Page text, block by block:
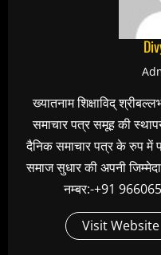
ख्यातनाम शिक्षाविद्
समाचार पत्र समूह की
दैनिक समाचार पत्र के रुप में
समाज सुधार की अपनी
नम्बर:-+91
Visit Website